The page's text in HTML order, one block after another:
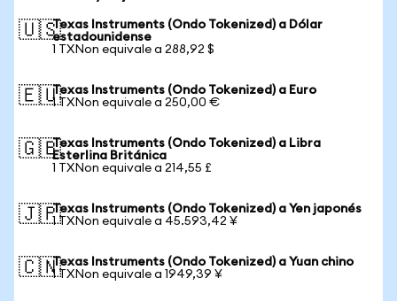
🇺🇸Texas Instruments (Ondo Tokenized) a Dólar
estadounidense
1 TXNon equivale a 288,92 $
🇪🇺Texas Instruments (Ondo Tokenized) a Euro
1 TXNon equivale a 250,00 €
🇬🇧Texas Instruments (Ondo Tokenized) a Libra
Esterlina Británica
1 TXNon equivale a 214,55 £
🇯🇵Texas Instruments (Ondo Tokenized) a Yen japonés
1 TXNon equivale a 45.593,42 ¥
🇨🇳Texas Instruments (Ondo Tokenized) a Yuan chino
1 TXNon equivale a 1949,39 ¥